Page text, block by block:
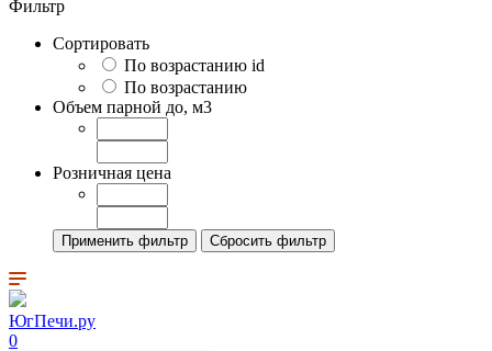
Фильтр
Сортировать
По возрастанию id
По возрастанию
Объем парной до, м3
Розничная цена
Применить фильтр Сбросить фильтр
ЮгПечи.ру
0